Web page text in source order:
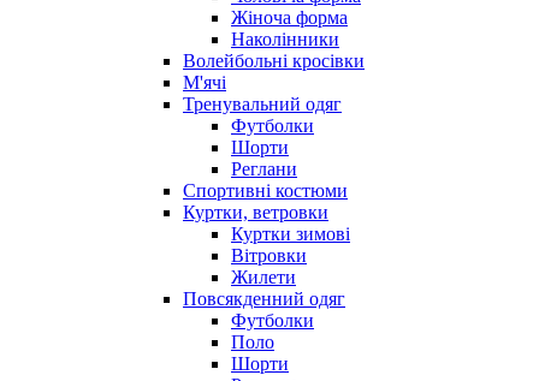
Жіноча форма
Наколінники
Волейбольні кросівки
М'ячі
Тренувальний одяг
Футболки
Шорти
Реглани
Спортивні костюми
Куртки, ветровки
Куртки зимові
Вітровки
Жилети
Повсякденний одяг
Футболки
Поло
Шорти